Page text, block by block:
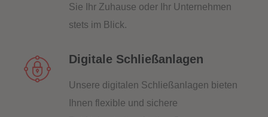
Sie Ihr Zuhause oder Ihr Unternehmen
stets im Blick.
Digitale Schließanlagen
Unsere digitalen Schließanlagen bieten
Ihnen flexible und sichere